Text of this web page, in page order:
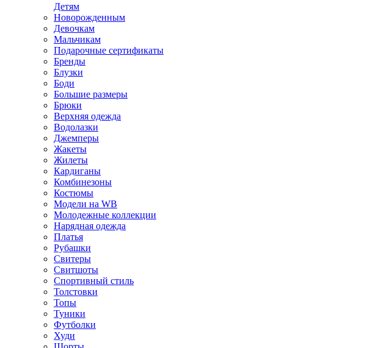
Детям
Новорожденным
Девочкам
Мальчикам
Подарочные сертификаты
Бренды
Блузки
Боди
Большие размеры
Брюки
Верхняя одежда
Водолазки
Джемперы
Жакеты
Жилеты
Кардиганы
Комбинезоны
Костюмы
Модели на WB
Молодежные коллекции
Нарядная одежда
Платья
Рубашки
Свитеры
Свитшоты
Спортивный стиль
Толстовки
Топы
Туники
Футболки
Худи